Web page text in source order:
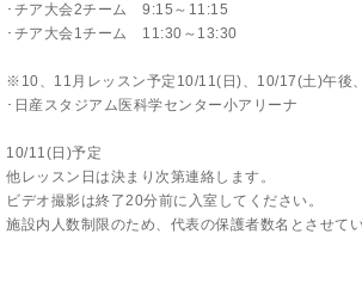
･チア大会2チーム 9:15～11:15
･チア大会1チーム 11:30～13:30
※10、11月レッスン予定10/11(日)、10/17(土)午後
･日産スタジアム医科学センター小アリーナ
10/11(日)予定
他レッスン日は決まり次第連絡します。
ビデオ撮影は終了20分前に入室してください。
施設内人数制限のため、代表の保護者数名とさせて